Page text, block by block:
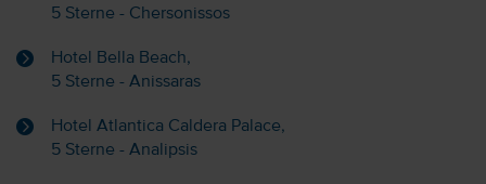
5 Sterne - Chersonissos
Hotel Bella Beach,
5 Sterne - Anissaras
Hotel Atlantica Caldera Palace,
5 Sterne - Analipsis